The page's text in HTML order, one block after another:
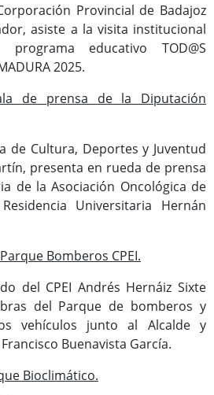
Provincial de Badajoz
asiste a la visita institucional
educativo TOD@S
2025.
de prensa de la Diputación
de Cultura, Deportes y Juventud
presenta en rueda de prensa
de la Asociación Oncológica de
Universitaria Hernán
Bomberos CPEI.
del CPEI Andrés Hernáiz Sixte
del Parque de bomberos y
vehículos junto al Alcalde y
Buenavista García.
Bioclimático.